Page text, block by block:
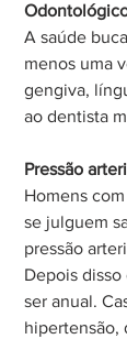
A saúde
menos uma
gengiva,
ao dentista
Pressão
Homens
se julguem
pressão
Depois
ser anual.
hipertensão,